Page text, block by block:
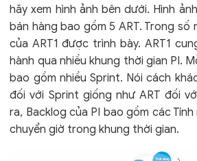
hãy xem hình ảnh bên dưới. Hình
bán hàng bao gồm 5 ART. Trong số
của ART1 được trình bày. ART1
hành qua nhiều khung thời gian PI.
bao gồm nhiều Sprint. Nói cách
đối với Sprint giống như ART đối
ra, Backlog của PI bao gồm các
chuyển giờ trong khung thời gian.